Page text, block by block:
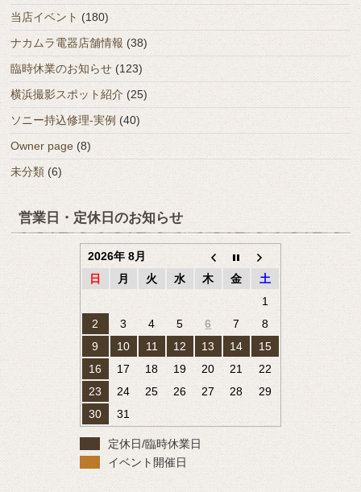
当店イベント (180)
ナカムラ電器店舗情報 (38)
臨時休業のお知らせ (123)
横浜撮影スポット紹介 (25)
ソニー持込修理-実例 (40)
Owner page (8)
未分類 (6)
営業日・定休日のお知らせ
2026年 8月
日
月 火 水 木 金
土
1
2
3 4 5 6 7
8
9
10 11 12 13 14
15
16
17 18 19 20 21
22
23
24 25 26 27 28
29
30
31
定休日/臨時休業日
イベント開催日